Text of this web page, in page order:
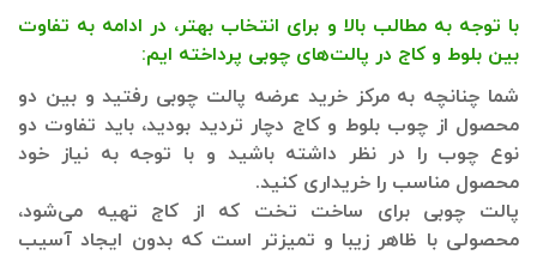
با توجه به مطالب بالا و برای انتخاب بهتر، در ادامه به تفاوت
بین بلوط و کاج در پالت‌های چوبی پرداخته ایم:
شما چنانچه به مرکز خرید عرضه پالت چوبی رفتید و بین دو
محصول از چوب بلوط و کاج دچار تردید بودید، باید تفاوت دو
نوع چوب را در نظر داشته باشید و با توجه به نیاز خود
محصول مناسب را خریداری کنید.
پالت چوبی برای ساخت تخت که از کاج تهیه می‌شود،
محصولی با ظاهر زیبا و تمیزتر است که بدون ایجاد آسیب